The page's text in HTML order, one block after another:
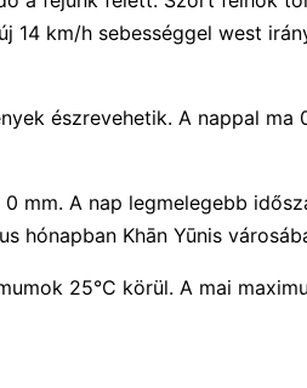
14 km/h sebességgel west
észrevehetik. A nappal
A nap legmelegebb
hónapban Khān Yūnis
25°C körül. A mai